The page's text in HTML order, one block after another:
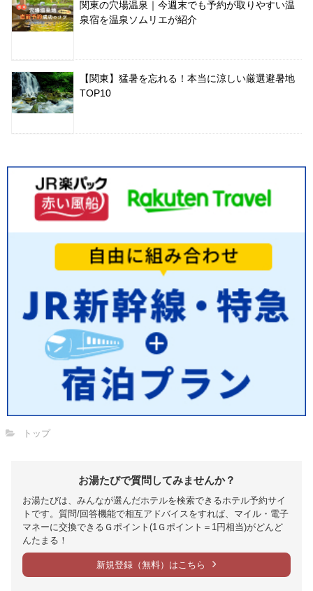
関東の穴場温泉｜今週末でも予約が取りやすい温
泉宿を温泉ソムリエが紹介
【関東】猛暑を忘れる！本当に涼しい厳選避暑地
TOP10
トップ
お湯たびで質問してみませんか？
お湯たびは、みんなが選んだホテルを検索できるホテル予約サイ
トです。質問/回答機能で相互アドバイスをすれば、マイル・電子
マネーに交換できるＧポイント(1Ｇポイント＝1円相当)がどんど
んたまる！
新規登録（無料）はこちら